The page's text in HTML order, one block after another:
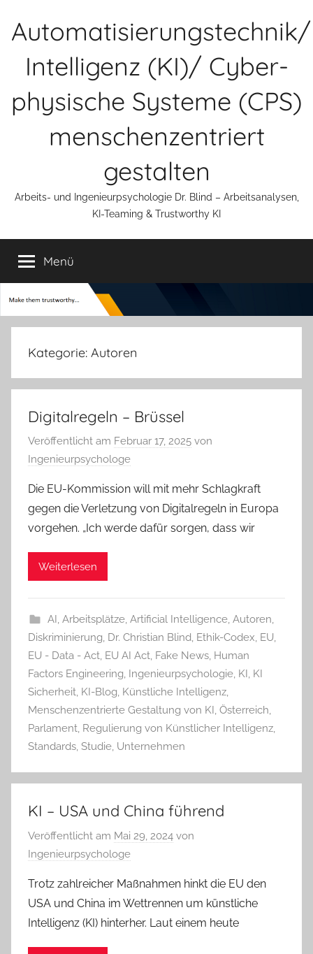
Inhalt
Intelligenz (KI)/ Cyber-
physische Systeme (CPS)
menschenzentriert
gestalten
Arbeits- und Ingenieurpsychologie Dr. Blind – Arbeitsanalysen,
KI-Teaming & Trustworthy KI
Menü
Kategorie: Autoren
Digitalregeln – Brüssel
Veröffentlicht am Februar 17, 2025 von
Ingenieurpsychologe
Die EU-Kommission will mit mehr Schlagkraft
gegen die Verletzung von Digitalregeln in Europa
vorgehen. „Ich werde dafür sorgen, dass wir
Weiterlesen
AI, Arbeitsplätze, Artificial Intelligence, Autoren,
Diskriminierung, Dr. Christian Blind, Ethik-Codex, EU,
EU - Data - Act, EU AI Act, Fake News, Human
Factors Engineering, Ingenieurpsychologie, KI, KI
Sicherheit, KI-Blog, Künstliche Intelligenz,
Menschenzentrierte Gestaltung von KI, Österreich,
Parlament, Regulierung von Künstlicher Intelligenz,
Standards, Studie, Unternehmen
KI – USA und China führend
Veröffentlicht am Mai 29, 2024 von
Ingenieurpsychologe
Trotz zahlreicher Maßnahmen hinkt die EU den
USA und China im Wettrennen um künstliche
Intelligenz (KI) hinterher. Laut einem heute